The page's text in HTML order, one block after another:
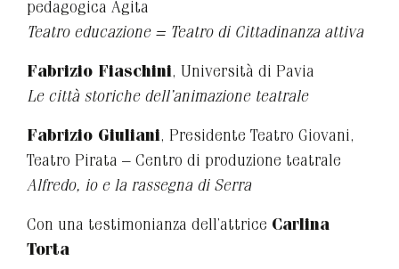
pedagogica Agita
Teatro educazione = Teatro di Cittadinanza attiva
Fabrizio Fiaschini, Università di Pavia
Le città storiche dell’animazione teatrale
Fabrizio Giuliani, Presidente Teatro Giovani,
Teatro Pirata – Centro di produzione teatrale
Alfredo, io e la rassegna di Serra
Con una testimonianza dell’attrice Carlina
Torta